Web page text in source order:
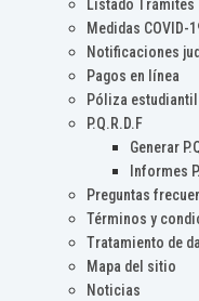
Listado Trámites
Medidas COVID-
Notificaciones
Pagos en línea
Póliza estudiantil
P.Q.R.D.F
Generar
Informes
Preguntas
Términos y
Tratamiento de
Mapa del sitio
Noticias